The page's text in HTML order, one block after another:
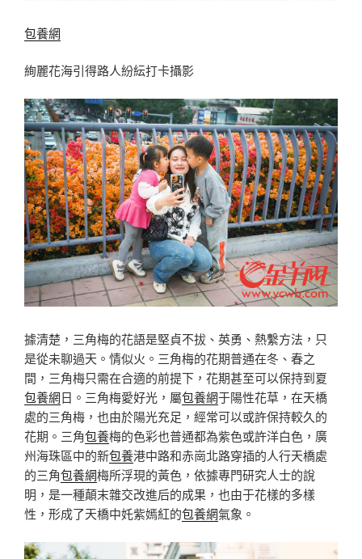
包養網
絢麗花海引得路人紛紜打卡攝影
據清楚，三角梅的花語是堅貞不拔、英勇、熱繫方法，只
是從未聊過天。情似火。三角梅的花期普通在冬、春之
間，三角梅只需在合適的前提下，花期甚至可以保持到夏
包養網日。三角梅愛好光，屬包養網于陽性花草，在天橋
處的三角梅，也由於陽光充足，經常可以或許保持較久的
花期。三角包養梅的色彩也普通都為紫色或許洋白色，廣
州海珠區中的新包養港中路和赤崗北路穿插的人行天橋處
的三角包養網梅所浮現的黃色，依據專門研究人士的說
明，是一種顛末雜交改進后的成果，也由于花樣的多樣
性，形成了天橋中奼紫嫣紅的包養網氣象。